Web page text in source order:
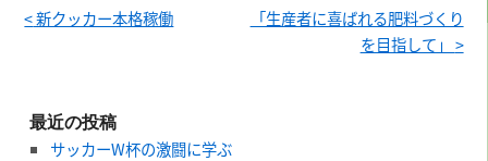
<新クッカー本格稼働
「生産者に喜ばれる肥料づくり
を目指して」 >
最近の投稿
サッカーW杯の激闘に学ぶ